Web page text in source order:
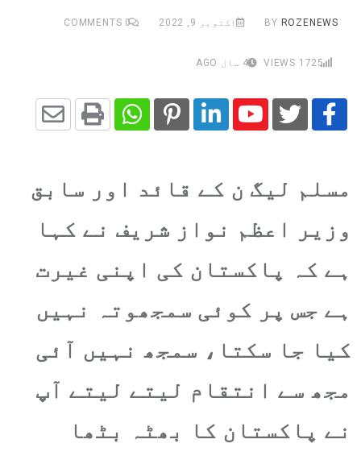
BY ROZENEWS اکتوبر 9, 2022 0
1725 4 سال AGO
Youtube
LinkedIn
Pinterest
Whatsapp
Print
مسلم لیگ ن کے قائد اور سابق
وزیر اعظم نواز شریف نے کہا
ہے کہ پاکستان کی اپنی غیرت
ہے جس پر کوئی سمجھوتہ نہیں
کیا جا سکتا، سمجھ نہیں آئی
مجھ سے انتقام لیتے لیتے آپ
نے پاکستان کا بھٹہ بٹھا